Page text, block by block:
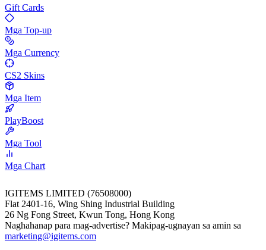
Gift Cards
Mga Top-up
Mga Currency
CS2 Skins
Mga Item
PlayBoost
Mga Tool
Mga Chart
IGITEMS LIMITED (76508000)
Flat 2401-16, Wing Shing Industrial Building
26 Ng Fong Street, Kwun Tong, Hong Kong
Naghahanap para mag-advertise? Makipag-ugnayan sa amin sa
marketing@igitems.com